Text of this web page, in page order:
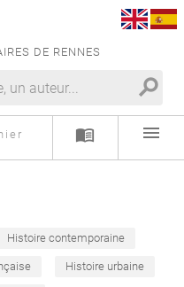
DE RENNES
search
menu_book menu
Histoire contemporaine
Histoire urbaine